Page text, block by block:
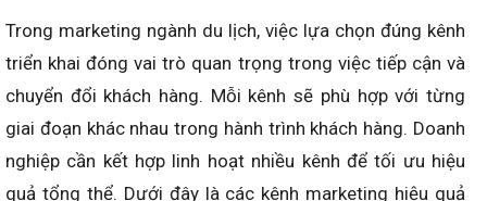
Trong marketing ngành du lịch, việc lựa chọn đúng kênh
triển khai đóng vai trò quan trọng trong việc tiếp cận và
chuyển đổi khách hàng. Mỗi kênh sẽ phù hợp với từng
giai đoạn khác nhau trong hành trình khách hàng. Doanh
nghiệp cần kết hợp linh hoạt nhiều kênh để tối ưu hiệu
quả tổng thể. Dưới đây là các kênh marketing hiệu quả